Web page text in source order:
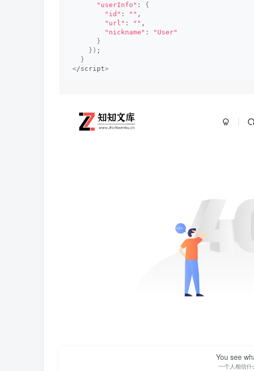
"userInfo" : {
"id" : "" ,
"url" : "" ,
"nickname" :
"User"
}
}) ;
}
</script>
You see
一个人相信什